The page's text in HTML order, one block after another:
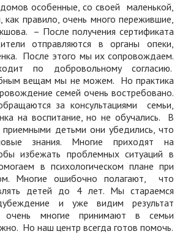
особенные, со своей
маленькой,
правило, очень много пережившие,
– После получения сертификата
отправляются в органы опеки,
После этого мы их сопровождаем.
по добровольному согласию.
вещам мы не можем. Но практика
семей очень востребовано.
за консультациями
семьи,
на воспитание, но не обучались.
В
детьми они убедились, что
знания. Многие приходят на
избежать проблемных ситуаций в
в психологическом плане при
Многие ошибочно полагают,
что
детей до 4 лет. Мы стараемся
и уже видим результат
очень многие принимают в семьи
Но наш центр всегда готов помочь.